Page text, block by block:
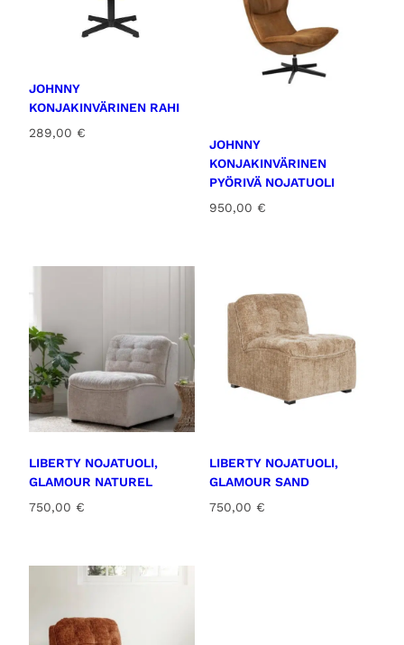
JOHNNY
KONJAKINVÄRINEN RAHI
289,00 €
JOHNNY
KONJAKINVÄRINEN
PYÖRIVÄ NOJATUOLI
950,00 €
LIBERTY NOJATUOLI,
GLAMOUR NATUREL
750,00 €
LIBERTY NOJATUOLI,
GLAMOUR SAND
750,00 €